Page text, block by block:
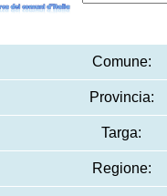
Comune:
Provincia:
Targa:
Regione: